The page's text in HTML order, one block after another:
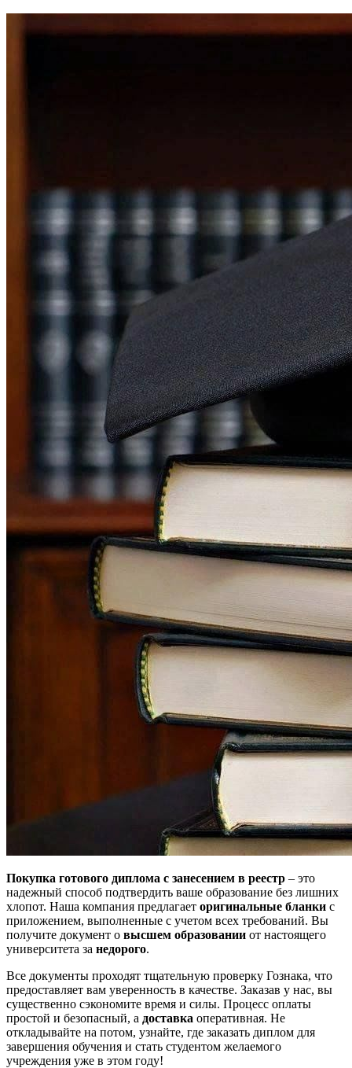
Покупка готового диплома с занесением в реестр – это
надежный способ подтвердить ваше образование без лишних
хлопот. Наша компания предлагает оригинальные бланки с
приложением, выполненные с учетом всех требований. Вы
получите документ о высшем образовании от настоящего
университета за недорого.
Все документы проходят тщательную проверку Гознака, что
предоставляет вам уверенность в качестве. Заказав у нас, вы
существенно сэкономите время и силы. Процесс оплаты
простой и безопасный, а доставка оперативная. Не
откладывайте на потом, узнайте, где заказать диплом для
завершения обучения и стать студентом желаемого
учреждения уже в этом году!